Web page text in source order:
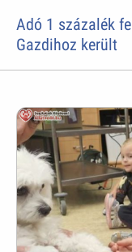
Adó 1 százalék
Gazdihoz került